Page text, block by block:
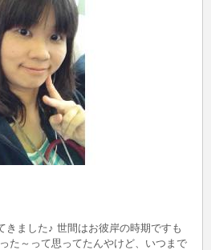
きました♪ 世間はお彼岸の時期ですも
た～って思ってたんやけど、いつまで